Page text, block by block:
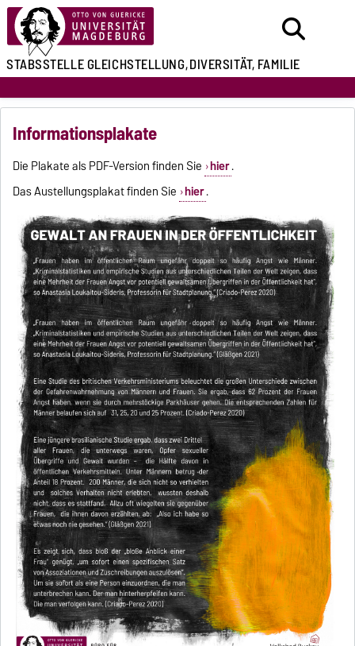
STABSSTELLEGLEICHSTELLUNG,DIVERSITÄT, FAMILIE
Informationsplakate
Die Plakate als PDF-Version finden Sie hier.
Das Austellungsplakat finden Sie hier.